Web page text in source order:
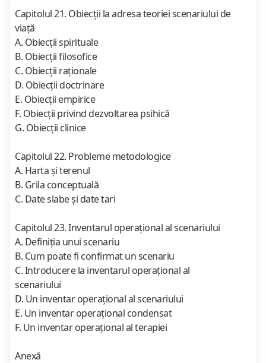
Capitolul 21. Obiecţii la adresa teoriei scenariului de
viaţă
A. Obiecţii spirituale
B. Obiecţii filosofice
C. Obiecţii raţionale
D. Obiecţii doctrinare
E. Obiecţii empirice
F. Obiecţii privind dezvoltarea psihică
G. Obiecţii clinice
Capitolul 22. Probleme metodologice
A. Harta şi terenul
B. Grila conceptuală
C. Date slabe şi date tari
Capitolul 23. Inventarul operaţional al scenariului
A. Definiţia unui scenariu
B. Cum poate fi confirmat un scenariu
C. Introducere la inventarul operaţional al
scenariului
D. Un inventar operaţional al scenariului
E. Un inventar operaţional condensat
F. Un inventar operaţional al terapiei
Anexă